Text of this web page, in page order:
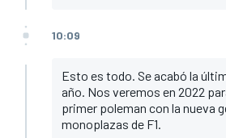
10:09
Esto es todo. Se acabó la
año. Nos veremos en 2022
primer poleman con la nueva
monoplazas de F1.